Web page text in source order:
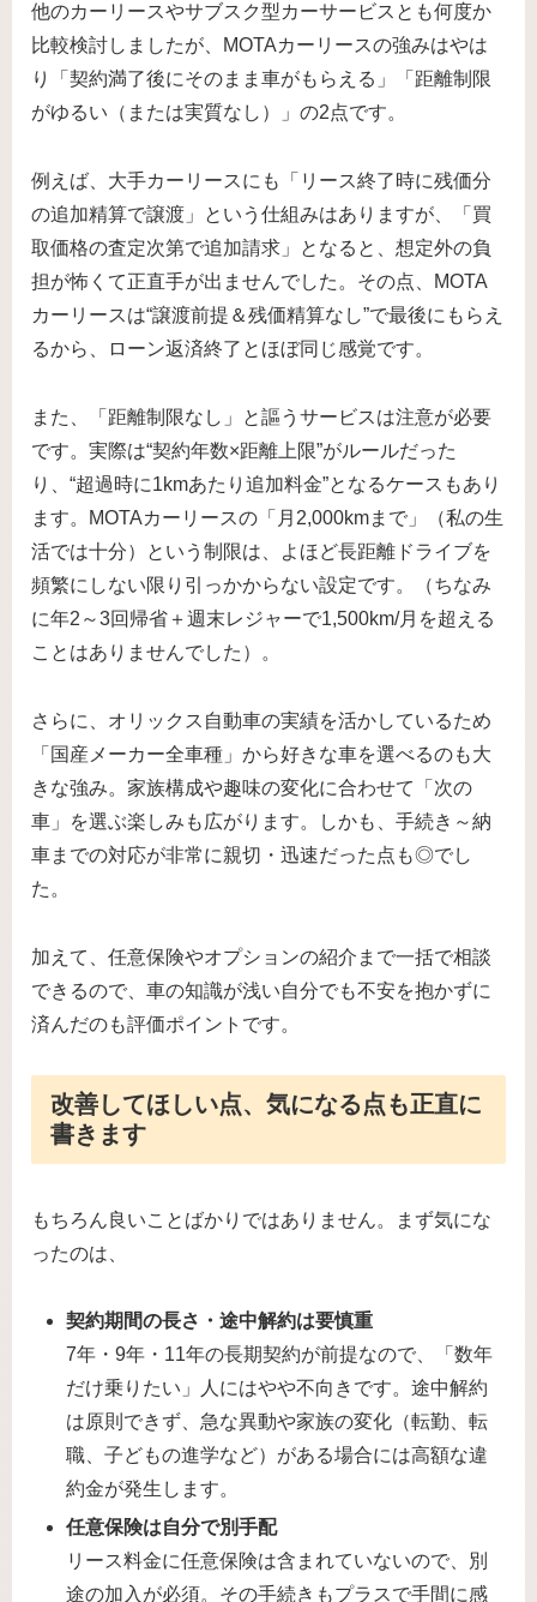
他のカーリースやサブスク型カーサービスとも何度か
比較検討しましたが、MOTAカーリースの強みはやは
り「契約満了後にそのまま車がもらえる」「距離制限
がゆるい（または実質なし）」の2点です。
例えば、大手カーリースにも「リース終了時に残価分
の追加精算で譲渡」という仕組みはありますが、「買
取価格の査定次第で追加請求」となると、想定外の負
担が怖くて正直手が出ませんでした。その点、MOTA
カーリースは“譲渡前提＆残価精算なし”で最後にもらえ
るから、ローン返済終了とほぼ同じ感覚です。
また、「距離制限なし」と謳うサービスは注意が必要
です。実際は“契約年数×距離上限”がルールだった
り、“超過時に1kmあたり追加料金”となるケースもあり
ます。MOTAカーリースの「月2,000kmまで」（私の生
活では十分）という制限は、よほど長距離ドライブを
頻繁にしない限り引っかからない設定です。（ちなみ
に年2～3回帰省＋週末レジャーで1,500km/月を超える
ことはありませんでした）。
さらに、オリックス自動車の実績を活かしているため
「国産メーカー全車種」から好きな車を選べるのも大
きな強み。家族構成や趣味の変化に合わせて「次の
車」を選ぶ楽しみも広がります。しかも、手続き～納
車までの対応が非常に親切・迅速だった点も◎でし
た。
加えて、任意保険やオプションの紹介まで一括で相談
できるので、車の知識が浅い自分でも不安を抱かずに
済んだのも評価ポイントです。
改善してほしい点、気になる点も正直に
書きます
もちろん良いことばかりではありません。まず気にな
ったのは、
契約期間の長さ・途中解約は要慎重
7年・9年・11年の長期契約が前提なので、「数年
だけ乗りたい」人にはやや不向きです。途中解約
は原則できず、急な異動や家族の変化（転勤、転
職、子どもの進学など）がある場合には高額な違
約金が発生します。
任意保険は自分で別手配
リース料金に任意保険は含まれていないので、別
途の加入が必須。その手続きもプラスで手間に感